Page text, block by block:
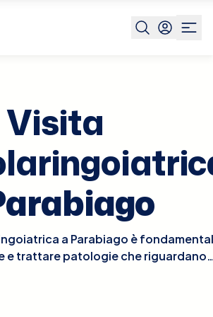
Visita Otorinolaringoiatrica Parabiago
Visita
a Parabiago è
e trattare patologie che riguardano
Durante la visita,